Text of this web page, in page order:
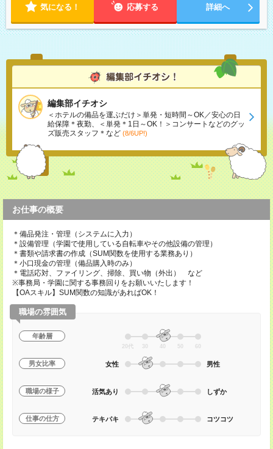
気になる！ 応募する 詳細へ
編集部イチオシ
＜ホテルの備品を運ぶだけ＞単発・短時間～OK／安心の日
給保障＊夜勤、＜単発＊1日～OK！＞コンサートなどのグッ
ズ販売スタッフ＊など (8/6UP!)
お仕事の概要
＊備品発注・管理（システムに入力）
＊設備管理（学園で使用している自転車やその他設備の管理）
＊書類や請求書の作成（SUM関数を使用する業務あり）
＊小口現金の管理（備品購入時のみ）
＊電話応対、ファイリング、掃除、買い物（外出） など
※事務局・学園に関する事務回りをお願いいたします！
【OAスキル】SUM関数の知識があればOK！
職場の雰囲気
年齢層
20代 30 40 50 60
男女比率 女性 男性
職場の様子 活気あり しずか
仕事の仕方 テキパキ コツコツ